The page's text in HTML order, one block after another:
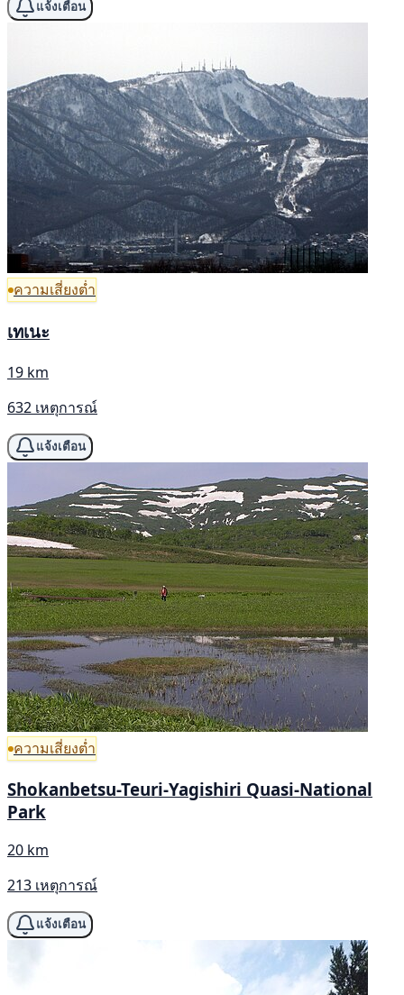
แจ้งเตือน
ความเสี่ยงต่ำ
เทเนะ
19 km
632 เหตุการณ์
แจ้งเตือน
ความเสี่ยงต่ำ
Shokanbetsu-Teuri-Yagishiri Quasi-National
Park
20 km
213 เหตุการณ์
แจ้งเตือน